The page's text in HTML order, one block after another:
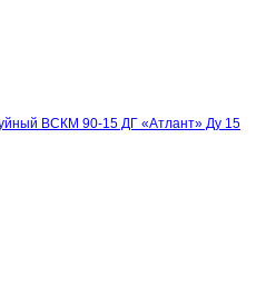
ВСКМ 90-15 ДГ «Атлант» Ду 15